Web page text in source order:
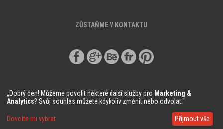
ZŮSTAŇME V KONTAKTU
„Dobrý den! Můžeme povolit některé další služby pro Marketing &
Analytics? Svůj souhlas můžete kdykoliv změnit nebo odvolat.“
Dovolte mi vybrat Přijmout vše